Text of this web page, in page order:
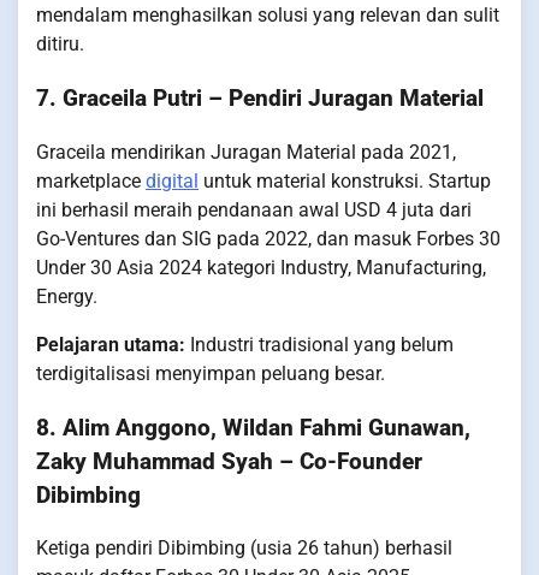
mendalam menghasilkan solusi yang relevan dan sulit
ditiru.
7. Graceila Putri – Pendiri Juragan Material
Graceila mendirikan Juragan Material pada 2021,
marketplace digital untuk material konstruksi. Startup
ini berhasil meraih pendanaan awal USD 4 juta dari
Go-Ventures dan SIG pada 2022, dan masuk Forbes 30
Under 30 Asia 2024 kategori Industry, Manufacturing,
Energy.
Pelajaran utama: Industri tradisional yang belum
terdigitalisasi menyimpan peluang besar.
8. Alim Anggono, Wildan Fahmi Gunawan,
Zaky Muhammad Syah – Co-Founder
Dibimbing
Ketiga pendiri Dibimbing (usia 26 tahun) berhasil